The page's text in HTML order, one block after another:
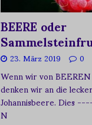
BEERE oder
23. März 2019 0
Wenn wir von
denken wir an die
Johannisbeere. Dies
N